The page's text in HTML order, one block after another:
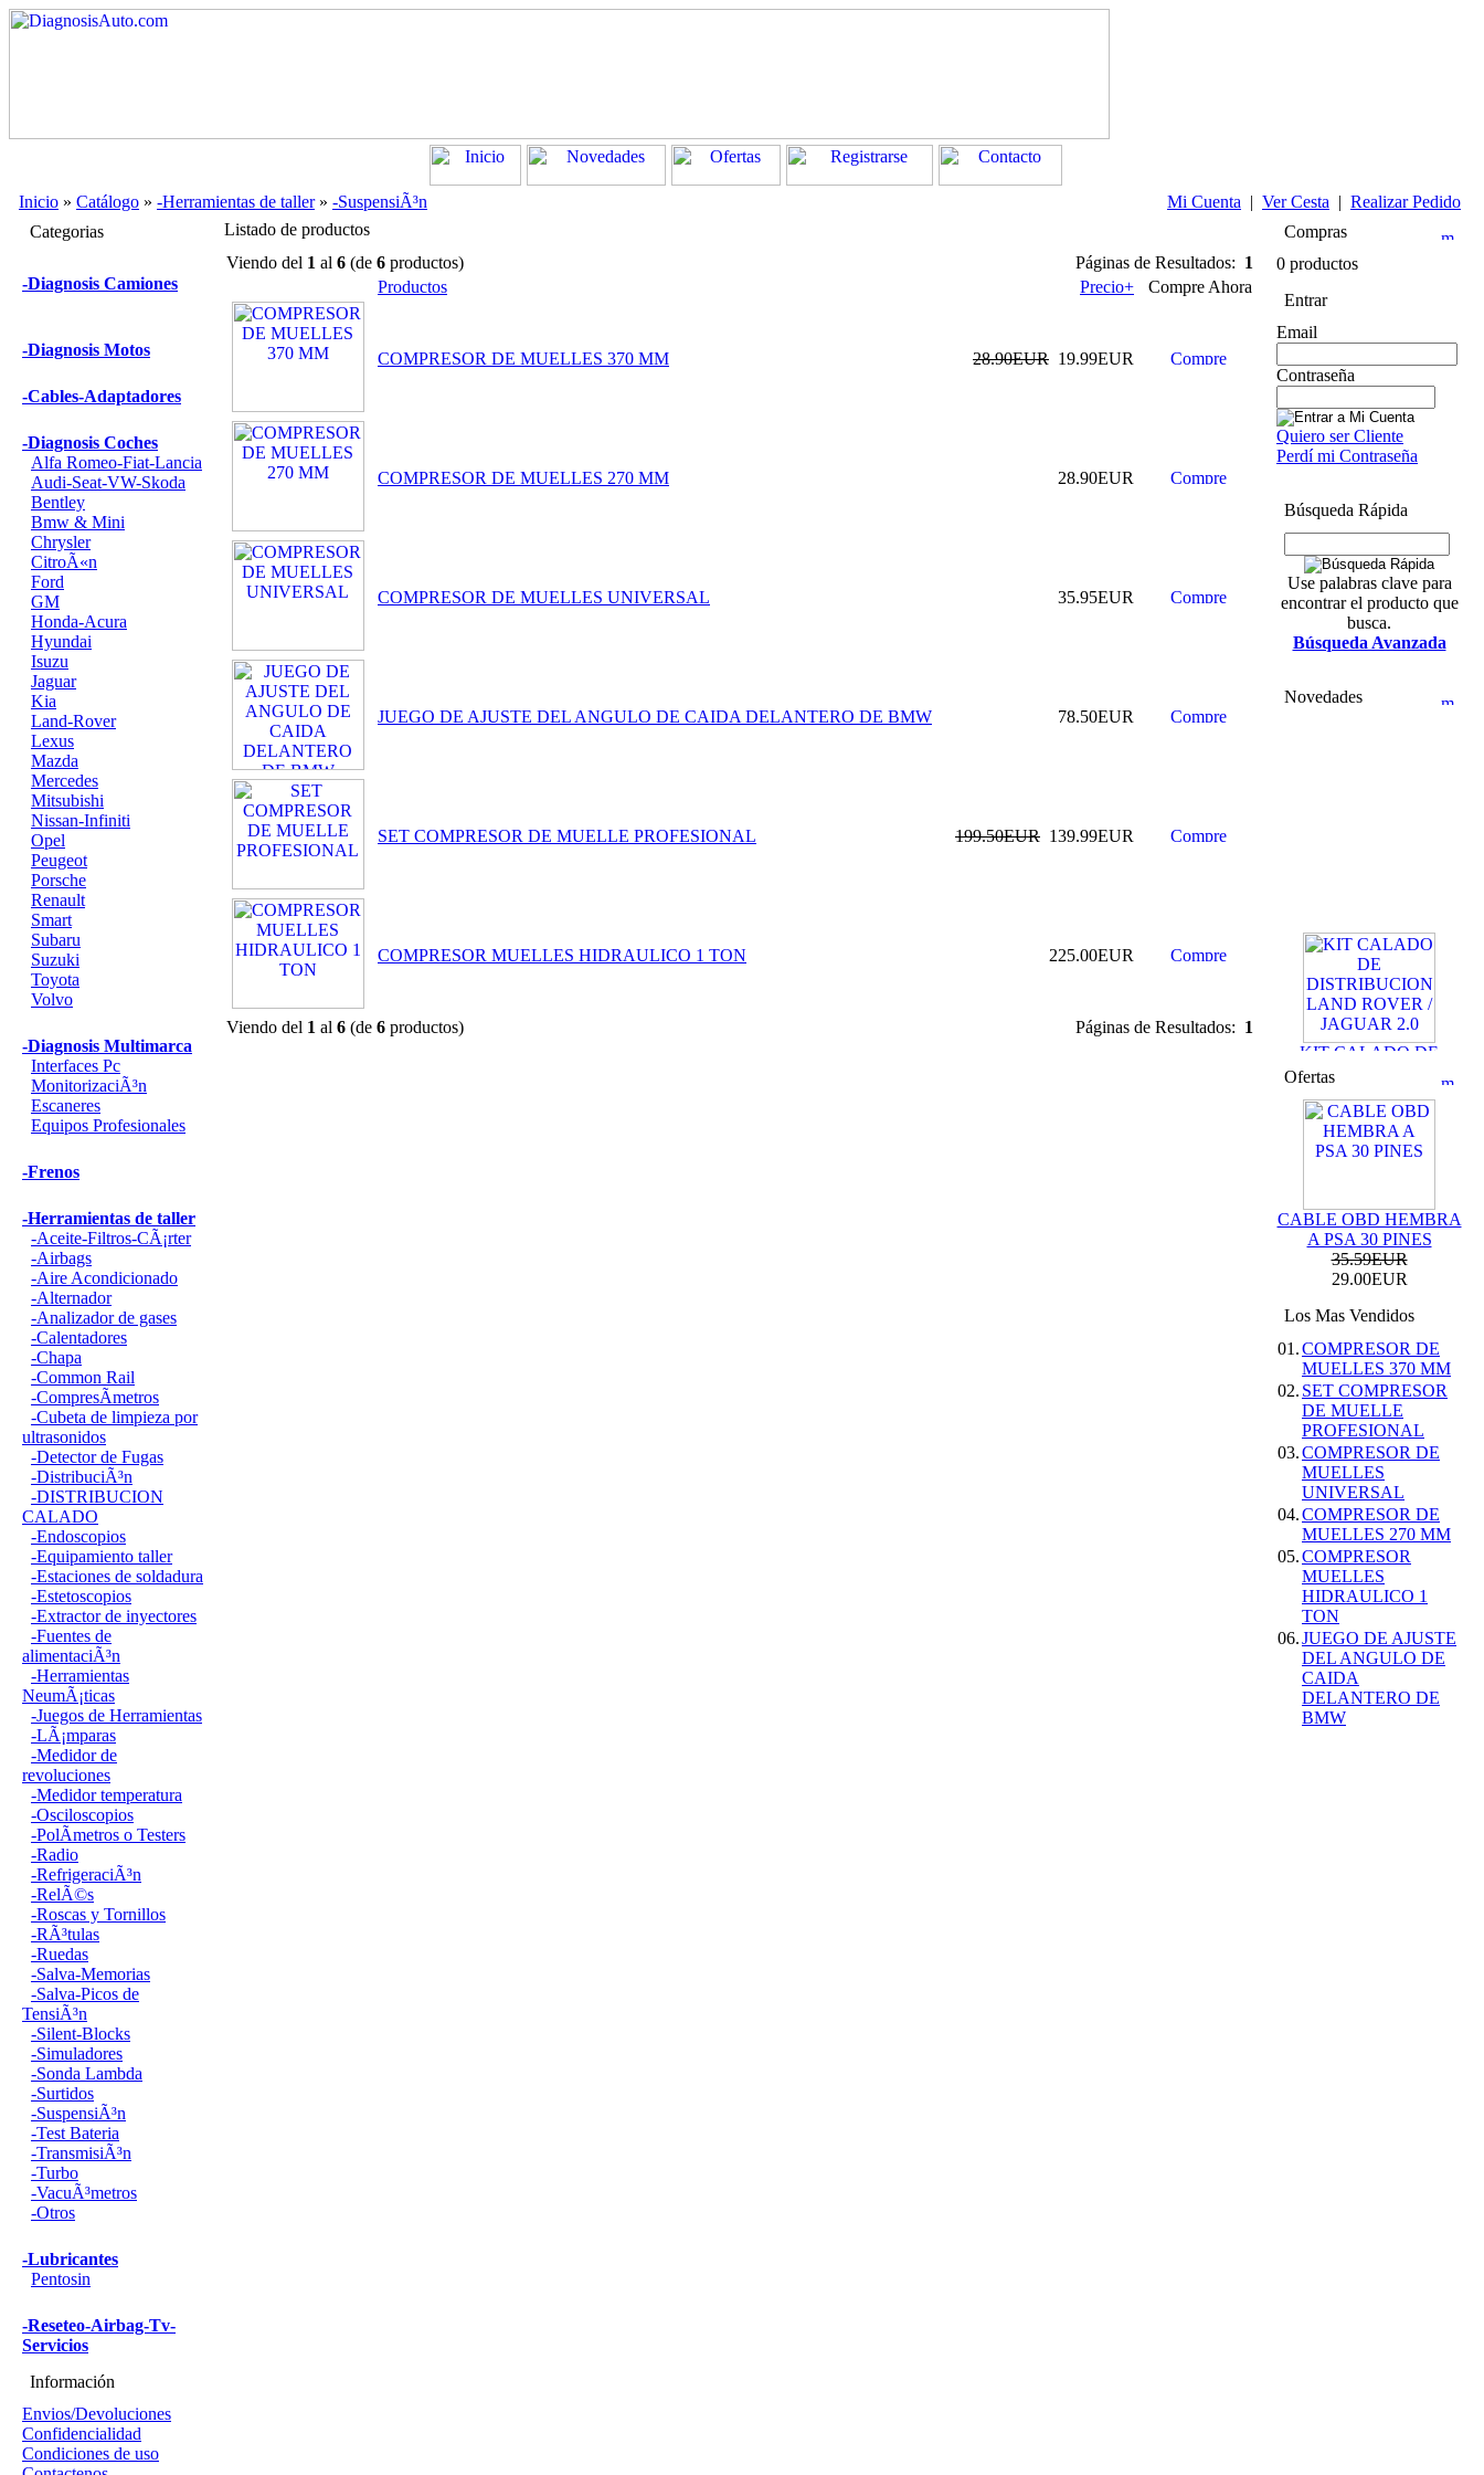
Inicio » Catálogo » -Herramientas de taller» -SuspensiÃ³n Mi Cuenta | Ver Cesta | Realizar Pedido
Categorias
-Diagnosis Camiones
-Diagnosis Motos
-Cables-Adaptadores
-Diagnosis Coches
Alfa Romeo-Fiat-Lancia
Audi-Seat-VW-Skoda
Bentley
Bmw & Mini
Chrysler
CitroÃ«n
Ford
GM
Honda-Acura
Hyundai
Isuzu
Jaguar
Kia
Land-Rover
Lexus
Mazda
Mercedes
Mitsubishi
Nissan-Infiniti
Opel
Peugeot
Porsche
Renault
Smart
Subaru
Suzuki
Toyota
Volvo
-Diagnosis Multimarca
Interfaces Pc
MonitorizaciÃ³n
Escaneres
Equipos Profesionales
-Frenos
-Herramientas de taller
-Aceite-Filtros-CÃ¡rter
-Airbags
-Aire Acondicionado
-Alternador
-Analizador de gases
-Calentadores
-Chapa
-Common Rail
-CompresÃ­metros
-Cubeta de limpieza por
ultrasonidos
-Detector de Fugas
-DistribuciÃ³n
-DISTRIBUCION
CALADO
-Endoscopios
-Equipamiento taller
-Estaciones de soldadura
-Estetoscopios
-Extractor de inyectores
-Fuentes de
alimentaciÃ³n
-Herramientas
NeumÃ¡ticas
-Juegos de Herramientas
-LÃ¡mparas
-Medidor de
revoluciones
-Medidor temperatura
-Osciloscopios
-PolÃ­metros o Testers
-Radio
-RefrigeraciÃ³n
-RelÃ©s
-Roscas y Tornillos
-RÃ³tulas
-Ruedas
-Salva-Memorias
-Salva-Picos de
TensiÃ³n
-Silent-Blocks
-Simuladores
-Sonda Lambda
-Surtidos
-SuspensiÃ³n
-Test Bateria
-TransmisiÃ³n
-Turbo
-VacuÃ³metros
-Otros
-Lubricantes
Pentosin
-Reseteo-Airbag-Tv-
Servicios
Información
Envios/Devoluciones
Confidencialidad
Condiciones de uso
Listado de productos
Viendo del 1 al 6 (de 6 productos) Páginas de Resultados: 1
Productos
Precio+ Compre Ahora
COMPRESOR DE MUELLES 370 MM 28.90EUR 19.99EUR
COMPRESOR DE MUELLES 270 MM 28.90EUR
COMPRESOR DE MUELLES UNIVERSAL 35.95EUR
JUEGO DE AJUSTE DEL ANGULO DE CAIDA DELANTERO DE BMW 78.50EUR
SET COMPRESOR DE MUELLE PROFESIONAL 199.50EUR 139.99EUR
COMPRESOR MUELLES HIDRAULICO 1 TON 225.00EUR
Viendo del 1 al 6 (de 6 productos) Páginas de Resultados: 1
Compras
0 productos
Entrar
Email
Contraseña
Quiero ser Cliente
Perdí mi Contraseña
Búsqueda Rápida
Use palabras clave para
encontrar el producto que
busca.
Búsqueda Avanzada
Novedades
KIT CALADO DE
LAND ROVER /
JAGUAR 2.0
69.99EUR
59.99EUR
---------
KIT DE CALADO
FORD MOTORES
69.99EUR
---------
ESCANER DE
DIAGNOSIS
MULTIMARCA
OBDII + O2 CAN-
BUS ESPAÃ‘OL
AUTEL AL529
155.99EUR
145.00EUR
---------
Ofertas
CABLE OBD HEMBRA
A PSA 30 PINES
35.59EUR
29.00EUR
Los Mas Vendidos
01.COMPRESOR DE
MUELLES 370 MM
02. SET COMPRESOR
DE MUELLE
PROFESIONAL
03.COMPRESOR DE
MUELLES
UNIVERSAL
04.COMPRESOR DE
MUELLES 270 MM
05.COMPRESOR
MUELLES
HIDRAULICO 1
TON
06.JUEGO DE AJUSTE
DEL ANGULO DE
CAIDA
DELANTERO DE
BMW